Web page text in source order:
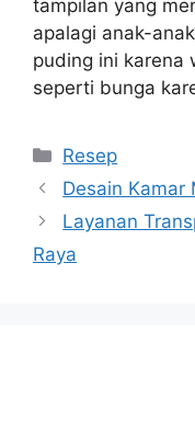
tampilan yang
apalagi anak-
puding ini karena
seperti bunga
Categories
Resep
Desain Kamar
Layanan
Raya